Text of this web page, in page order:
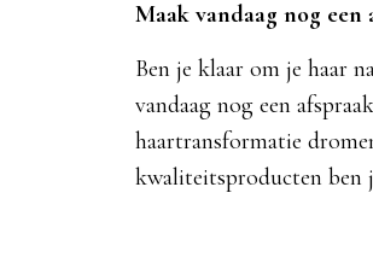
Maak vandaag nog een
Ben je klaar om je haar
vandaag nog een
haartransformatie
kwaliteitsproducten ben